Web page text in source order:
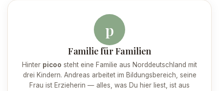
p
Familie für Familien
Hinter picoo steht eine Familie aus Norddeutschland mit
drei Kindern. Andreas arbeitet im Bildungsbereich, seine
Frau ist Erzieherin — alles, was Du hier liest, ist aus